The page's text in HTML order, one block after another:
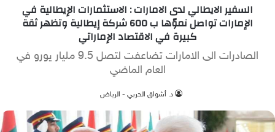
السفير الايطالي لدى الامارات : الاستثمارات الإيطالية في
الإمارات تواصل نموّها ب 600 شركة إيطالية وتظهر ثقة
كبيرة في الاقتصاد الإماراتي
الصادرات الى الامارات تضاعفت لتصل 9.5 مليار يورو في
العام الماضي
د. أشواق الحربي - الرياض